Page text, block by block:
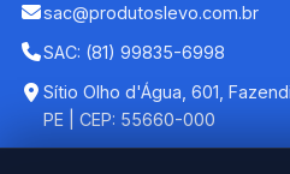
sac@produtoslevo.com.br
SAC: (81) 99835-6998
Sítio Olho d'Água, 601,
PE | CEP: 55660-000